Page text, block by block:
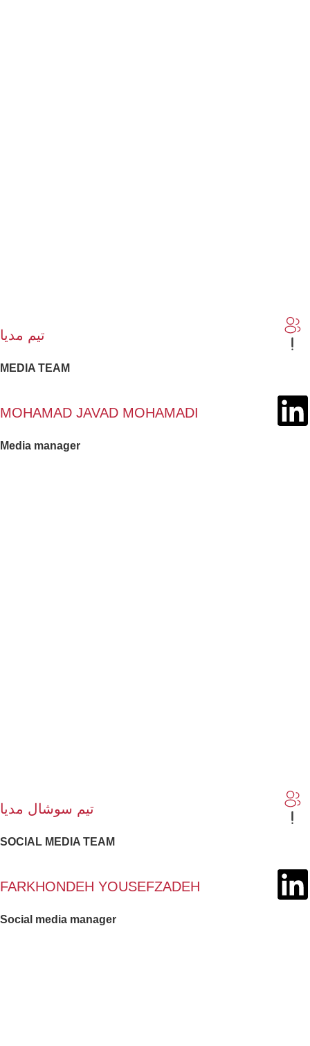
تیم مدیا
MEDIA TEAM
MOHAMAD JAVAD MOHAMADI
Media manager
تیم سوشال مدیا
SOCIAL MEDIA TEAM
FARKHONDEH YOUSEFZADEH
Social media manager